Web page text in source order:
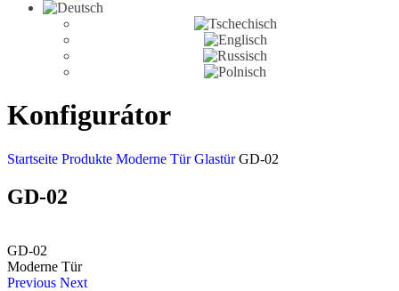
Konfigurátor
Startseite Produkte Moderne TürGlastürGD-02
GD-02
GD-02
Moderne Tür
Previous Next